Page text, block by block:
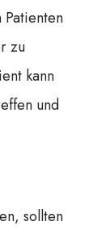
zu
kann
und
sollten